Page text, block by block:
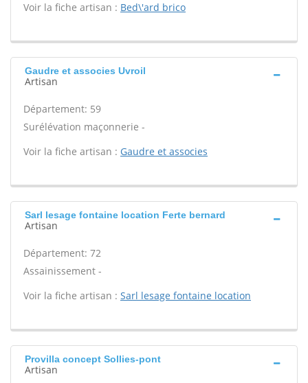
Voir la fiche artisan : Bed\'ard brico
Gaudre et associes Uvroil
Artisan
Département: 59
Surélévation maçonnerie -
Voir la fiche artisan : Gaudre et associes
Sarl lesage fontaine location Ferte bernard
Artisan
Département: 72
Assainissement -
Voir la fiche artisan : Sarl lesage fontaine location
Provilla concept Sollies-pont
Artisan